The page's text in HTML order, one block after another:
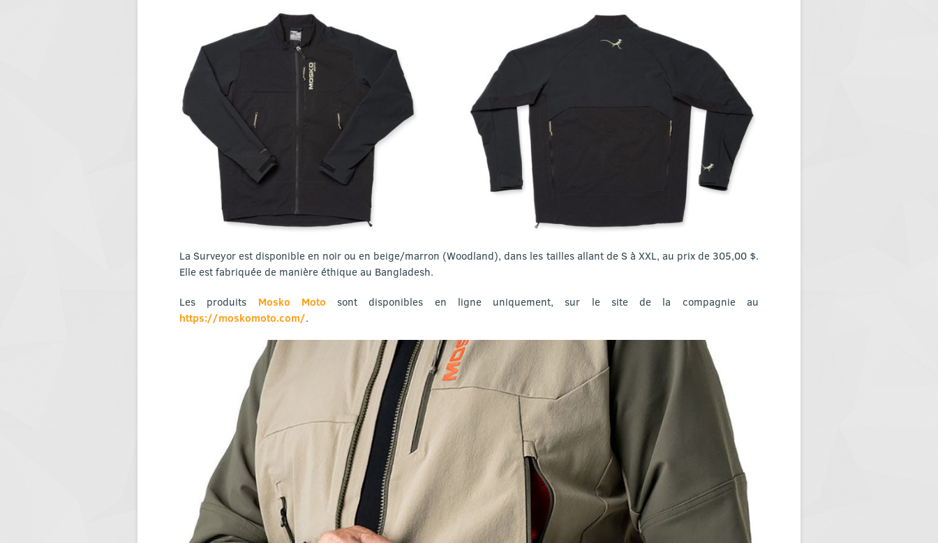
La Surveyor est disponible en noir ou en beige/marron (Woodland), dans les tailles allant de S à XXL, au prix de 305,00 $.
Elle est fabriquée de manière éthique au Bangladesh.
Les produits Mosko Moto sont disponibles en ligne uniquement, sur le site de la compagnie au
https://moskomoto.com/.